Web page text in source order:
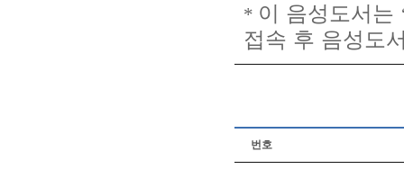
* 이 음성도서는
접속 후 음성도
번호